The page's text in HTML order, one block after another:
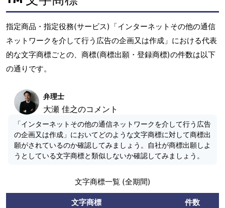
指定商品・指定役務(サービス)「インターネットその他の通信
ネットワークを介して行う広告の企画又は作成」における代表
的な文字商標ごとの、商標(商標出願・登録商標)の件数は以下
の通りです。
弁理士
大瀬 佳之のコメント
「インターネットその他の通信ネットワークを介して行う広告
の企画又は作成」においてどのような文字商標に対して商標出
願がされているのか確認してみましょう。自社が商標出願しよ
うとしている文字商標と類似しないか確認してみましょう。
文字商標一覧 (全期間)
文字商標
件数